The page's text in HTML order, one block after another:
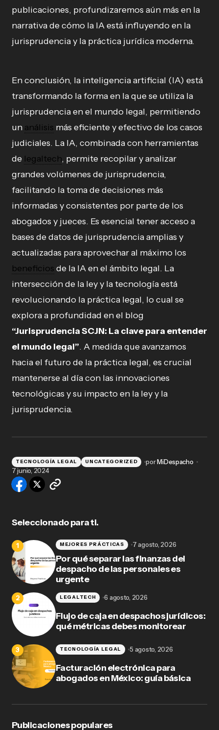
publicaciones, profundizaremos aún más en la
narrativa de cómo la IA está influyendo en la
jurisprudencia y la práctica jurídica moderna.
En conclusión, la inteligencia artificial (IA) está
transformando la forma en la que se utiliza la
jurisprudencia en el mundo legal, permitiendo
un análisis más eficiente y efectivo de los casos
judiciales. La IA, combinada con herramientas
de legaltech, permite recopilar y analizar
grandes volúmenes de jurisprudencia,
facilitando la toma de decisiones más
informadas y consistentes por parte de los
abogados y jueces. Es esencial tener acceso a
bases de datos de jurisprudencia amplias y
actualizadas para aprovechar al máximo los
beneficios de la IA en el ámbito legal. La
intersección de la ley y la tecnología está
revolucionando la práctica legal, lo cual se
explora a profundidad en el blog
“Jurisprudencia SCJN: La clave para entender
el mundo legal”. A medida que avanzamos
hacia el futuro de la práctica legal, es crucial
mantenerse al día con las innovaciones
tecnológicas y su impacto en la ley y la
jurisprudencia.
TECNOLOGÍA LEGAL UNCATEGORIZED porMiDespacho
7 junio, 2024
Seleccionado para ti.
Por qué separar las finanzas del
despacho de las personales es
urgente
MEJORES PRÁCTICAS 7 agosto, 2026
Flujo de caja en despachos jurídicos:
qué métricas debes monitorear
LEGALTECH 6 agosto, 2026
Facturación electrónica para
abogados en México: guía básica
TECNOLOGÍA LEGAL 5 agosto, 2026
Publicaciones populares